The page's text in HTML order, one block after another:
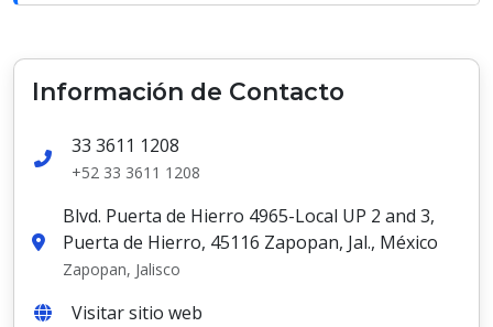
Información de Contacto
33 3611 1208
+52 33 3611 1208
Blvd. Puerta de Hierro 4965-Local UP 2 and 3,
Puerta de Hierro, 45116 Zapopan, Jal., México
Zapopan, Jalisco
Visitar sitio web